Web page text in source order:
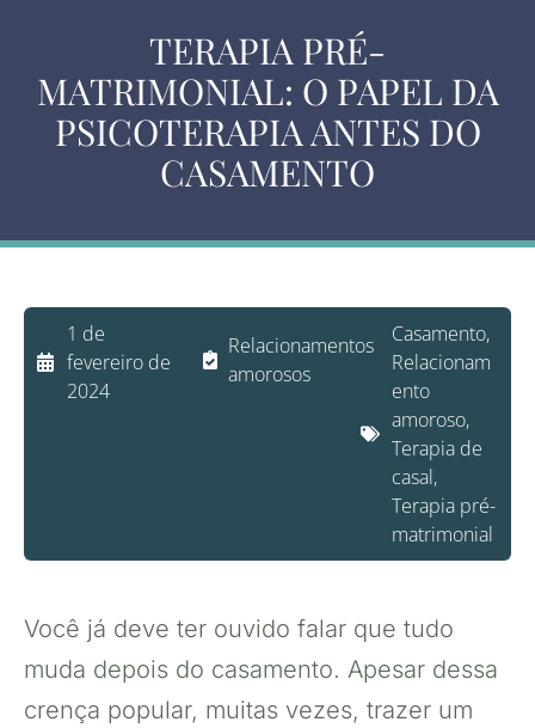
TERAPIA PRÉ-
MATRIMONIAL: O PAPEL DA
PSICOTERAPIA ANTES DO
CASAMENTO
1 de
fevereiro de
2024
Relacionamentos
amorosos
Casamento,
Relacionam
ento
amoroso,
Terapia de
casal,
Terapia pré-
matrimonial
Você já deve ter ouvido falar que tudo
muda depois do casamento. Apesar dessa
crença popular, muitas vezes, trazer um